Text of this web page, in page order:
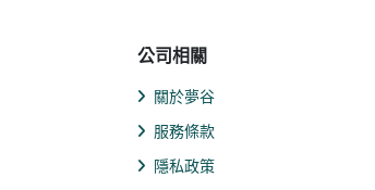
公司相關
關於夢谷
服務條款
隱私政策